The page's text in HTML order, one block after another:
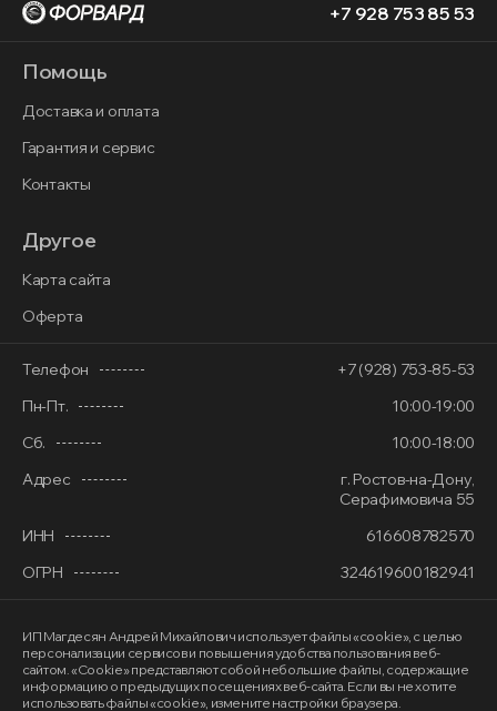
+7 928 753 85 53
Помощь
Доставка и оплата
Гарантия и сервис
Контакты
Другое
Карта сайта
Оферта
Телефон
+7 (928) 753-85-53
Пн-Пт.
10:00-19:00
Сб.
10:00-18:00
Адрес
г. Ростов-на-Дону,
Серафимовича 55
ИНН
616608782570
ОГРН
324619600182941
ИП Магдесян Андрей Михайлович использует файлы «cookie», с целью
персонализации сервисов и повышения удобства пользования веб-
сайтом. «Cookie» представляют собой небольшие файлы, содержащие
информацию о предыдущих посещениях веб-сайта. Если вы не хотите
использовать файлы «cookie», измените настройки браузера.